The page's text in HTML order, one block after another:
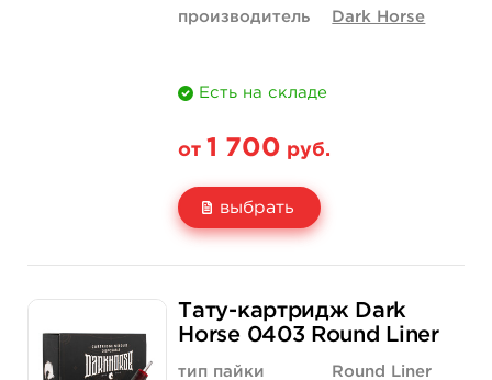
производитель
Dark Horse
Есть на складе
от 1 700 руб.
выбрать
Количество
1 700 руб.
купить
Тату-картридж Dark
Horse 0403 Round Liner
тип пайки
Round Liner